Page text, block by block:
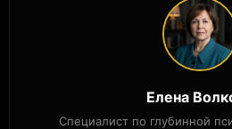
Елена
Специалист по глубинной